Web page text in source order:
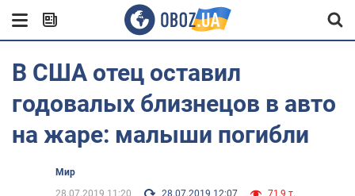
В США отец оставил
годовалых близнецов в авто
на жаре: малыши погибли
Мир
28.07.2019 11:20
28.07.2019 12:07 71,9 т.